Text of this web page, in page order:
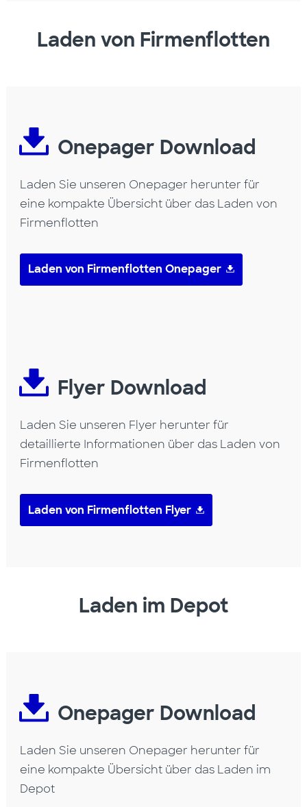
Laden von Firmenflotten
Onepager Download
Laden Sie unseren Onepager herunter für
eine kompakte Übersicht über das Laden von
Firmenflotten
Laden von Firmenflotten Onepager
Flyer Download
Laden Sie unseren Flyer herunter für
detaillierte Informationen über das Laden von
Firmenflotten
Laden von Firmenflotten Flyer
Laden im Depot
Onepager Download
Laden Sie unseren Onepager herunter für
eine kompakte Übersicht über das Laden im
Depot